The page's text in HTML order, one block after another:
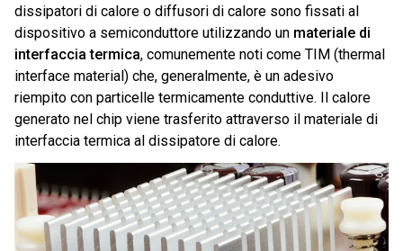
dissipatori di calore o diffusori di calore sono fissati al
dispositivo a semiconduttore utilizzando un materiale di
interfaccia termica, comunemente noti come TIM (thermal
interface material) che, generalmente, è un adesivo
riempito con particelle termicamente conduttive. Il calore
generato nel chip viene trasferito attraverso il materiale di
interfaccia termica al dissipatore di calore.